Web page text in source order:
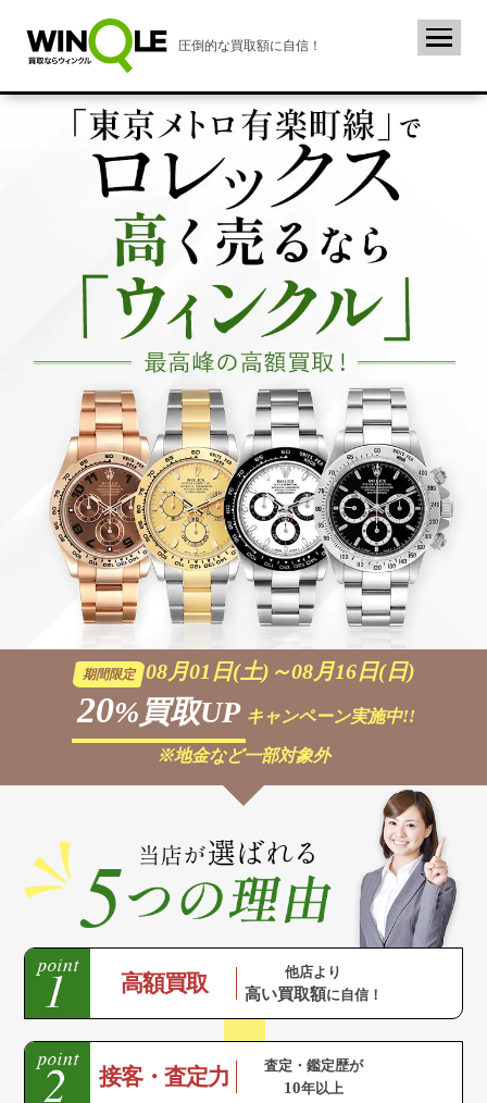
圧倒的な買取額に自信！
期間限定 08月01日(土)～08月16日(日)
20%買取UP キャンペーン実施中!!
※地金など一部対象外
高額買取 他店より
高い買取額に自信！
接客・査定力 査定・鑑定歴が
10年以上